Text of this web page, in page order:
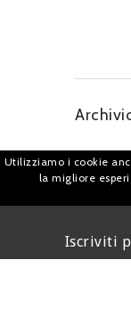
Iscriviti
Utilizziamo i cookie
la migliore